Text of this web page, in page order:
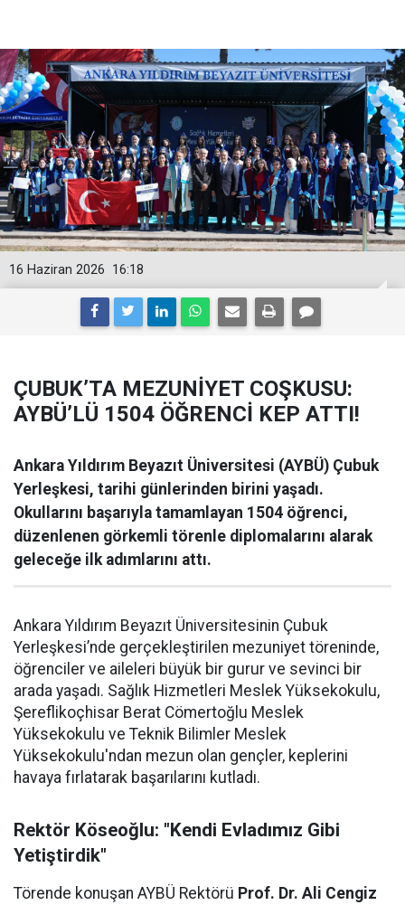
16:18
16 Haziran 2026
ÇUBUK’TA MEZUNİYET COŞKUSU:
AYBÜ’LÜ 1504 ÖĞRENCİ KEP ATTI!
Ankara Yıldırım Beyazıt Üniversitesi (AYBÜ) Çubuk
Yerleşkesi, tarihi günlerinden birini yaşadı.
Okullarını başarıyla tamamlayan 1504 öğrenci,
düzenlenen görkemli törenle diplomalarını alarak
geleceğe ilk adımlarını attı.
Ankara Yıldırım Beyazıt Üniversitesinin Çubuk
Yerleşkesi’nde gerçekleştirilen mezuniyet töreninde,
öğrenciler ve aileleri büyük bir gurur ve sevinci bir
arada yaşadı. Sağlık Hizmetleri Meslek Yüksekokulu,
Şereflikoçhisar Berat Cömertoğlu Meslek
Yüksekokulu ve Teknik Bilimler Meslek
Yüksekokulu'ndan mezun olan gençler, keplerini
havaya fırlatarak başarılarını kutladı.
Rektör Köseoğlu: "Kendi Evladımız Gibi
Yetiştirdik"
Törende konuşan AYBÜ Rektörü Prof. Dr. Ali Cengiz